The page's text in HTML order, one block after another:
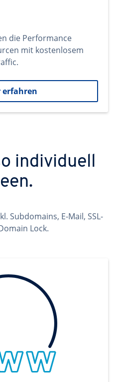
die Performance
mit kostenlosem
erfahren
individuell
Subdomains, E-Mail, SSL-
Lock.